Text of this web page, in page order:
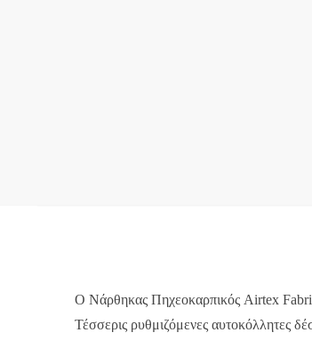
Ο Νάρθηκας Πηχεοκαρπικός Airtex Fabric
Τέσσερις ρυθμιζόμενες αυτοκόλλητες